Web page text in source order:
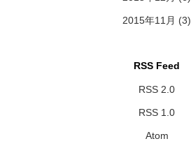
2015年11月 (3)
RSS Feed
RSS 2.0
RSS 1.0
Atom